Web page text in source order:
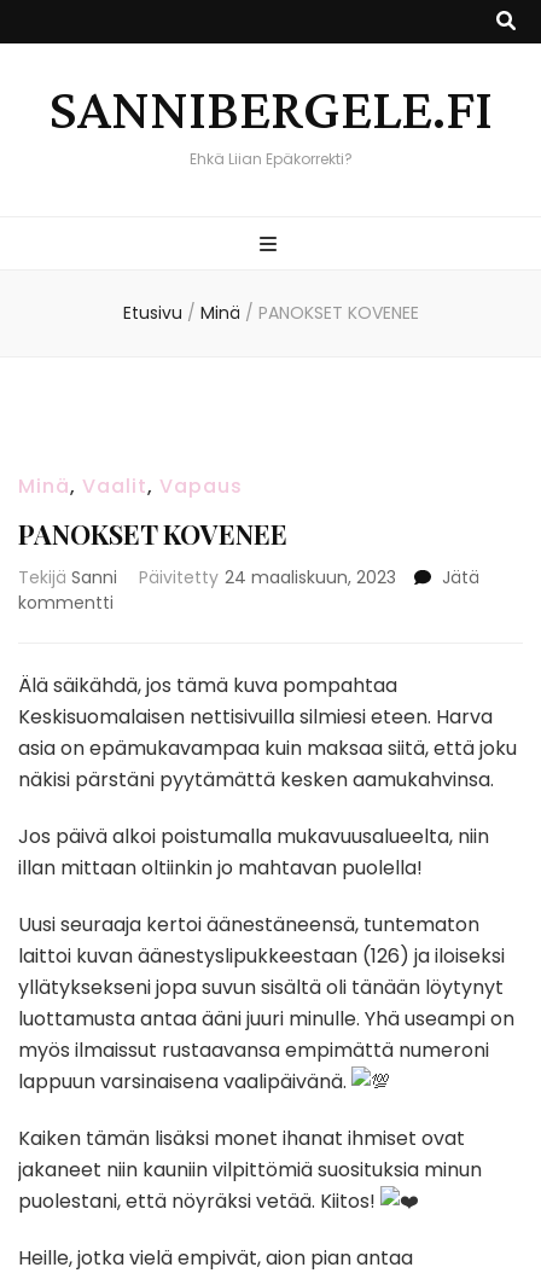
SANNIBERGELE.FI
Ehkä Liian Epäkorrekti?
Etusivu / Minä / PANOKSET KOVENEE
Minä, Vaalit, Vapaus
PANOKSET KOVENEE
Tekijä Sanni Päivitetty 24 maaliskuun, 2023
Jätä
kommentti
Älä säikähdä, jos tämä kuva pompahtaa
Keskisuomalaisen nettisivuilla silmiesi eteen. Harva
asia on epämukavampaa kuin maksaa siitä, että joku
näkisi pärstäni pyytämättä kesken aamukahvinsa.
Jos päivä alkoi poistumalla mukavuusalueelta, niin
illan mittaan oltiinkin jo mahtavan puolella!
Uusiseuraaja kertoi äänestäneensä, tuntematon
laittoi kuvan äänestyslipukkeestaan (126) ja iloiseksi
yllätyksekseni jopa suvun sisältä oli tänään löytynyt
luottamusta antaa ääni juuri minulle. Yhä useampi on
myös ilmaissut rustaavansa empimättä numeroni
lappuun varsinaisena vaalipäivänä.
Kaiken tämän lisäksi monet ihanat ihmiset ovat
jakaneet niin kauniin vilpittömiä suosituksia minun
puolestani, että nöyräksi vetää. Kiitos!
Heille, jotka vielä empivät, aion pian antaa